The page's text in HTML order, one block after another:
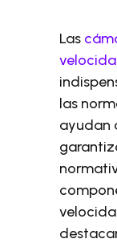
Las
las
ayudan